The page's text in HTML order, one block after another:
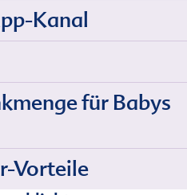
Kanal
für Babys
Vorteile